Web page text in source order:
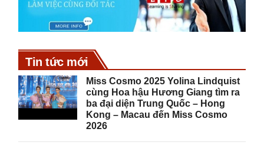
Tin tức mới
Miss Cosmo 2025 Yolina Lindquist
cùng Hoa hậu Hương Giang tìm ra
ba đại diện Trung Quốc – Hong
Kong – Macau đến Miss Cosmo
2026